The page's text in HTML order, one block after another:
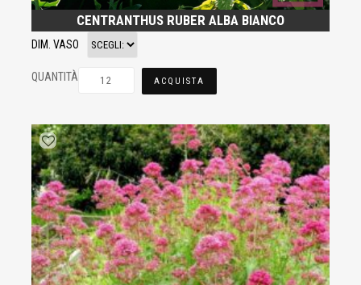
CENTRANTHUS RUBER ALBA BIANCO
DIM. VASO
QUANTITÀ ACQUISTA